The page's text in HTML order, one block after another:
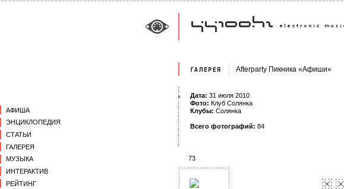
АФИША
ЭНЦИКЛОПЕДИЯ
СТАТЬИ
ГАЛЕРЕЯ
МУЗЫКА
ИНТЕРАКТИВ
РЕЙТИНГ
Afterparty Пикника «Афиши»
Дата: 31 июля 2010
Фото: Клуб Солянка
Клубы: Солянка
Всего фотографий: 84
73